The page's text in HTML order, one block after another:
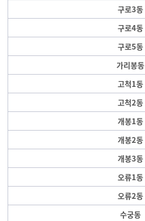
구로3동
구로4동
구로5동
가리봉동
고척1동
고척2동
개봉1동
개봉2동
개봉3동
오류1동
오류2동
수궁동